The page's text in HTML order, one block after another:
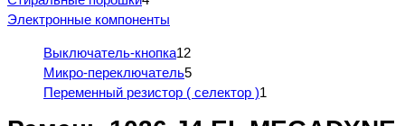
Электронные компоненты
Выключатель-кнопка12
Микро-переключатель5
Переменный резистор ( селектор )1